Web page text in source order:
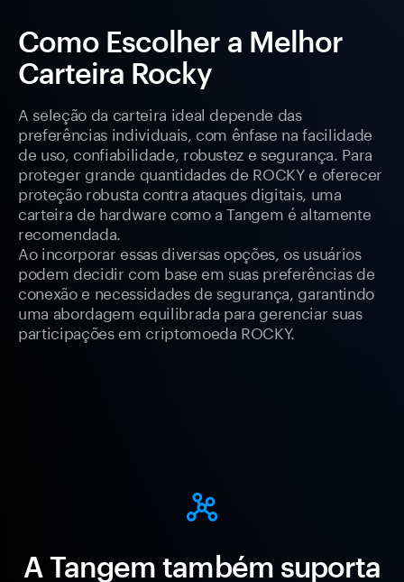
Como Escolher a Melhor
Carteira Rocky
A seleção da carteira ideal depende das
preferências individuais, com ênfase na facilidade
de uso, confiabilidade, robustez e segurança. Para
proteger grande quantidades de ROCKY e oferecer
proteção robusta contra ataques digitais, uma
carteira de hardware como a Tangem é altamente
recomendada.
Ao incorporar essas diversas opções, os usuários
podem decidir com base em suas preferências de
conexão e necessidades de segurança, garantindo
uma abordagem equilibrada para gerenciar suas
participações em criptomoeda ROCKY.
A Tangem também suporta